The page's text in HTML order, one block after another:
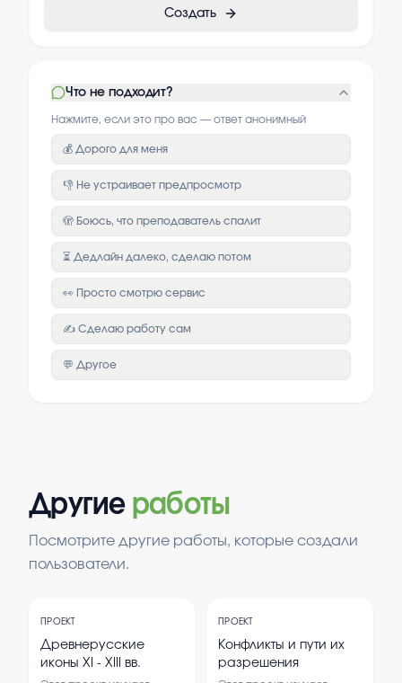
Создать
Что не подходит?
Нажмите, если это про вас — ответ анонимный
💰 Дорого для меня
👎 Не устраивает предпросмотр
🫣 Боюсь, что преподаватель спалит
⏳ Дедлайн далеко, сделаю потом
👀 Просто смотрю сервис
✍️ Сделаю работу сам
💬 Другое
Другие работы
Посмотрите другие работы, которые создали
пользователи.
ПРОЕКТ
Древнерусские
иконы XI - XIII вв.
ПРОЕКТ
Конфликты и пути их
разрешения